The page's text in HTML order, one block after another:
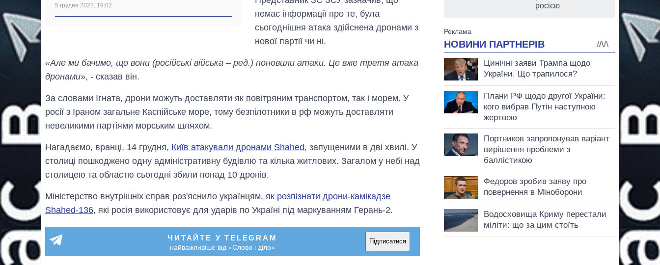
5 грудня 2022, 19:02
немає інформації про те, була
сьогоднішня атака здійснена дронами з
нової партії чи ні.
«Але ми бачимо, що вони (російські війська – ред.) поновили атаки. Це вже третя атака
дронами», - сказав він.
За словами Ігната, дрони можуть доставляти як повітряним транспортом, так і морем. У
росії з Іраном загальне Каспійське море, тому безпілотники в рф можуть доставляти
невеликими партіями морським шляхом.
Нагадаємо, вранці, 14 грудня, Київ атакували дронами Shahed, запущеними в дві хвилі. У
столиці пошкоджено одну адміністративну будівлю та кілька житлових. Загалом у небі над
столицею та областю сьогодні збили понад 10 дронів.
Міністерство внутрішніх справ роз'яснило українцям, як розпізнати дрони-камікадзе
Shahed-136, які росія використовує для ударів по Україні під маркуванням Герань-2.
ЧИТАЙТЕ У TELEGRAM
найважливіше від «Слово і діло»
Підписатися
росією